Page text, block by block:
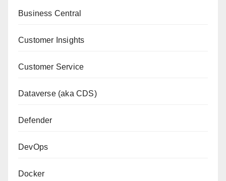
Business Central
Customer Insights
Customer Service
Dataverse (aka CDS)
Defender
DevOps
Docker